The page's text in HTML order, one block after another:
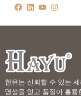
한유는 신뢰할 수 있는
명성을 얻고 품질이 훌륭